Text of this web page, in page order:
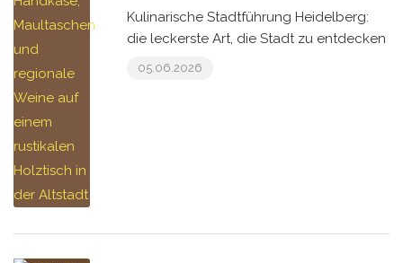
Kulinarische Stadtführung Heidelberg:
die leckerste Art, die Stadt zu entdecken
05.06.2026